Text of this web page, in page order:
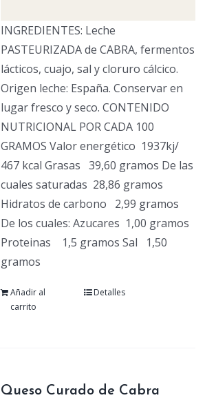
INGREDIENTES: Leche
PASTEURIZADA de CABRA, fermentos
lácticos, cuajo, sal y cloruro cálcico.
Origen leche: España. Conservar en
lugar fresco y seco. CONTENIDO
NUTRICIONAL POR CADA 100
GRAMOS Valor energético 1937kj/
467 kcal Grasas 39,60 gramos De las
cuales saturadas 28,86 gramos
Hidratos de carbono
2,99 gramos
De los cuales: Azucares 1,00 gramos
Proteinas
1,5 gramos Sal
1,50
gramos
Añadir al
carrito
Detalles
Queso Curado de Cabra